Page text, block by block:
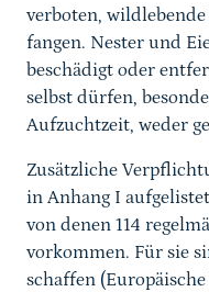
verboten,
fangen. Nester und
beschädigt oder
selbst dürfen,
Aufzuchtzeit, weder
Zusätzliche
in Anhang I
von denen 114
vorkommen. Für sie
schaffen